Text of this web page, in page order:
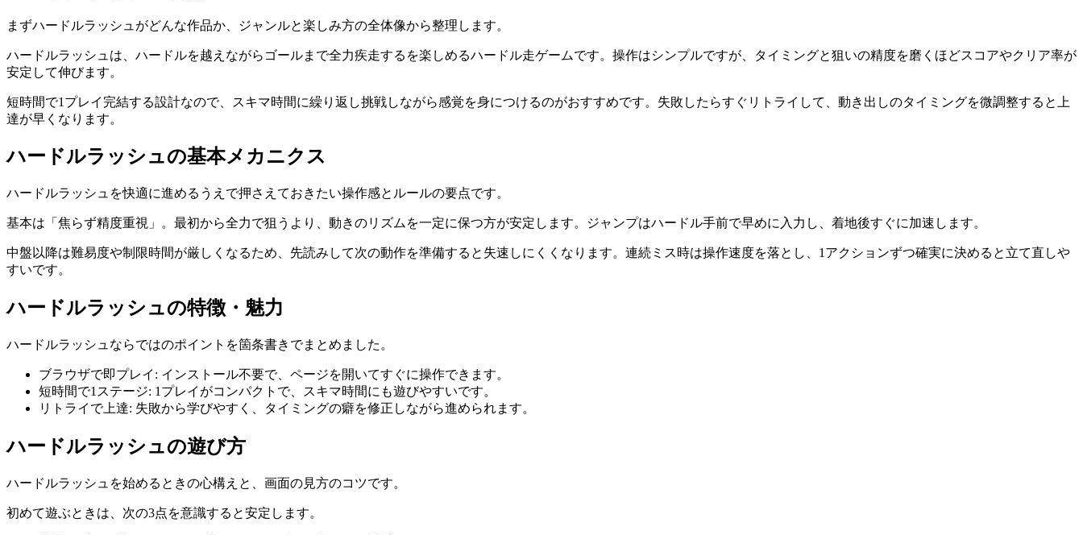
まずハードルラッシュ がどんな作品か、ジャンルと楽しみ方の全体像から整理します。
ハードルラッシュは、ハードルを越えながらゴールまで全力疾走するを楽しめるハードル走ゲームです。操作はシンプルですが、タイミングと狙いの精度を磨くほどスコアやクリア率が
安定して伸びます。
短時間で1プレイ完結する設計なので、スキマ時間に繰り返し挑戦しながら感覚を身につけるのがおすすめです。失敗したらすぐリトライして、動き出しのタイミングを微調整すると上
達が早くなります。
ハードルラッシュの基本メカニクス
ハードルラッシュ を快適に進めるうえで押さえておきたい操作感とルールの要点です。
基本は「焦らず精度重視」。最初から全力で狙うより、動きのリズムを一定に保つ方が安定します。ジャンプはハードル手前で早めに入力し、着地後すぐに加速します。
中盤以降は難易度や制限時間が厳しくなるため、先読みして次の動作を準備すると失速しにくくなります。連続ミス時は操作速度を落とし、1アクションずつ確実に決めると立て直しや
すいです。
ハードルラッシュの特徴・魅力
ハードルラッシュ ならではのポイントを箇条書きでまとめました。
ブラウザで即プレイ : インストール不要で、ページを開いてすぐに操作できます。
短時間で1ステージ: 1プレイがコンパクトで、スキマ時間にも遊びやすいです。
リトライで上達: 失敗から学びやすく、タイミングの癖を修正しながら進められます。
ハードルラッシュの遊び方
ハードルラッシュ を始めるときの心構えと、画面の見方のコツです。
初めて遊ぶときは、次の3点を意識すると安定します。